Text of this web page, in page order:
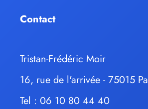
Contact
Tristan-Frédéric Moir
16, rue de l'arrivée - 75015
Tel : 06 10 80 44 40